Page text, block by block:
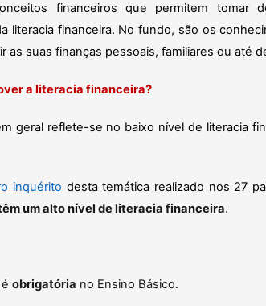
financeiros que permitem tomar
literacia financeira. No fundo, são os
as suas finanças pessoais, familiares ou até
a literacia financeira?
geral reflete-se no baixo nível de literacia
inquérito desta temática realizado nos 27
um alto nível de literacia financeira.
obrigatória no Ensino Básico.